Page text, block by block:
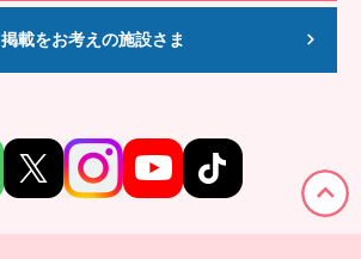
掲載をお考えの施設さま